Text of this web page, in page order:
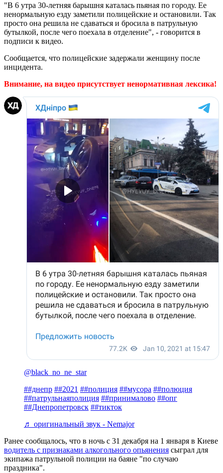
"В 6 утра 30-летняя барышня каталась пьяная по городу. Ее
ненормальную езду заметили полицейские и остановили. Так
просто она решила не сдаваться и бросила в патрульную
бутылкой, после чего поехала в отделение", - говорится в
подписи к видео.
Сообщается, что полицейские задержали женщину после
инцидента.
Внимание, на видео присутствует ненормативная лексика!
@black_no_ne_star
##днепр ##2021 ##полиция ##мусора ##полюция
##патрульнаяполиция ##принималово ##опг
##Днепропетровск ##тикток
♬ оригинальный звук - Nemajor
Ранее сообщалось, что в ночь с 31 декабря на 1 января в Киеве
водитель с признаками алкогольного опьянения сыграл для
экипажа патрульной полиции на баяне "по случаю
праздника".